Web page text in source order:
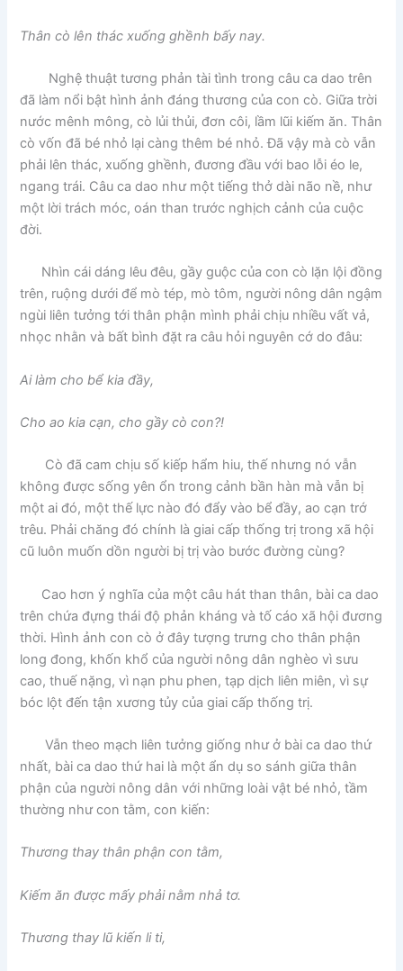
Thân cò lên thác xuống ghềnh bấy nay.
Nghệ thuật tương phản tài tình trong câu ca dao trên
đã làm nổi bật hình ảnh đáng thương của con cò. Giữa trời
nước mênh mông, cò lủi thủi, đơn côi, lầm lũi kiếm ăn. Thân
cò vốn đã bé nhỏ lại càng thêm bé nhỏ. Đã vậy mà cò vẫn
phải lên thác, xuống ghềnh, đương đầu với bao lỗi éo le,
ngang trái. Câu ca dao như một tiếng thở dài não nề, như
một lời trách móc, oán than trước nghịch cảnh của cuộc
đời.
Nhìn cái dáng lêu đêu, gầy guộc của con cò lặn lội đồng
trên, ruộng dưới để mò tép, mò tôm, người nông dân ngậm
ngùi liên tưởng tới thân phận mình phải chịu nhiều vất vả,
nhọc nhằn và bất bình đặt ra câu hỏi nguyên cớ do đâu:
Ai làm cho bể kia đầy,
Cho ao kia cạn, cho gầy cò con?!
Cò đã cam chịu số kiếp hẩm hiu, thế nhưng nó vẫn
không được sống yên ổn trong cảnh bần hàn mà vẫn bị
một ai đó, một thế lực nào đó đẩy vào bể đầy, ao cạn trớ
trêu. Phải chăng đó chính là giai cấp thống trị trong xã hội
cũ luôn muốn dồn người bị trị vào bước đường cùng?
Cao hơn ý nghĩa của một câu hát than thân, bài ca dao
trên chứa đựng thái độ phản kháng và tố cáo xã hội đương
thời. Hình ảnh con cò ở đây tượng trưng cho thân phận
long đong, khốn khổ của người nông dân nghèo vì sưu
cao, thuế nặng, vì nạn phu phen, tạp dịch liên miên, vì sự
bóc lột đến tận xương tủy của giai cấp thống trị.
Vẫn theo mạch liên tưởng giống như ở bài ca dao thứ
nhất, bài ca dao thứ hai là một ẩn dụ so sánh giữa thân
phận của người nông dân với những loài vật bé nhỏ, tầm
thường như con tằm, con kiến:
Thương thay thân phận con tằm,
Kiếm ăn được mấy phải nằm nhả tơ.
Thương thay lũ kiến li ti,